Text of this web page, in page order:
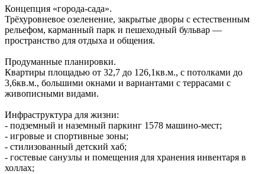
Концепция «города‑сада».
Трёхуровневое озеленение, закрытые дворы с естественным
рельефом, карманный парк и пешеходный бульвар —
пространство для отдыха и общения.
Продуманные планировки.
Квартиры площадью от 32,7 до 126,1кв.м., с потолками до
3,6кв.м., большими окнами и вариантами с террасами с
живописными видами.
Инфраструктура для жизни:
- подземный и наземный паркинг 1578 машино‑мест;
- игровые и спортивные зоны;
- стилизованный детский хаб;
- гостевые санузлы и помещения для хранения инвентаря в
холлах;